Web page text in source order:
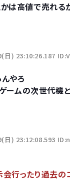
は高値で売れる
日) 23:10:26.187
やろ
ームの次世代機
日) 23:12:08.593
行ったり過去の